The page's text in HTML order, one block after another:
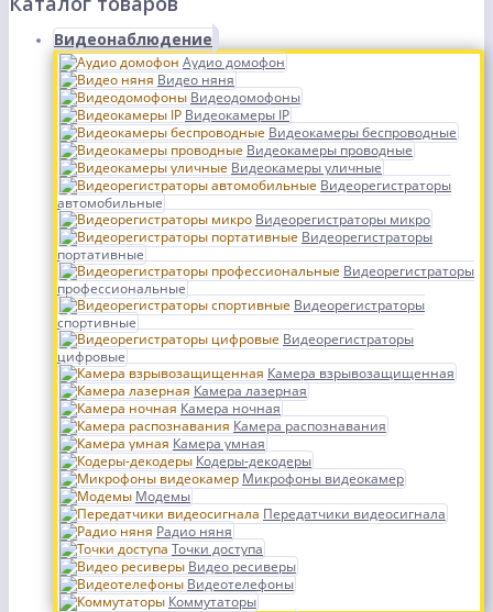
Видеонаблюдение
Аудио домофон
Видео няня
Видеодомофоны
Видеокамеры IP
Видеокамеры беспроводные
Видеокамеры проводные
Видеокамеры уличные
Видеорегистраторы
автомобильные
Видеорегистраторы микро
Видеорегистраторы
портативные
Видеорегистраторы
профессиональные
Видеорегистраторы
спортивные
Видеорегистраторы
цифровые
Камера взрывозащищенная
Камера лазерная
Камера ночная
Камера распознавания
Камера умная
Кодеры-декодеры
Микрофоны видеокамер
Модемы
Передатчики видеосигнала
Радио няня
Точки доступа
Видео ресиверы
Видеотелефоны
Коммутаторы